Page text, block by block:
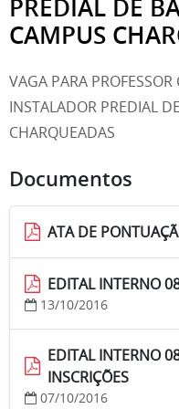
PREDIAL DE
CAMPUS
VAGA PARA
INSTALADOR PREDIAL
CHARQUEADAS
Documentos
ATA DE
EDITAL INTERNO
13/10/2016
EDITAL INTERNO
INSCRIÇÕES
07/10/2016